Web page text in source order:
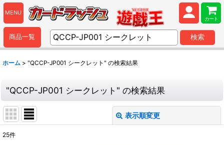
MENU
カート
商品一覧 検索
ホーム > "QCCP-JP001 シークレット" の検索結果
"QCCP-JP001 シークレット" の検索結果
表示順変更
25件